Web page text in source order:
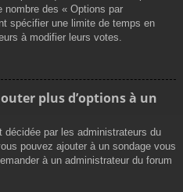
nombre des « Options par
spécifier une limite de temps en
à modifier leurs votes.
plus d’options à un
décidée par les administrateurs du
pouvez ajouter à un sondage vous
à un administrateur du forum